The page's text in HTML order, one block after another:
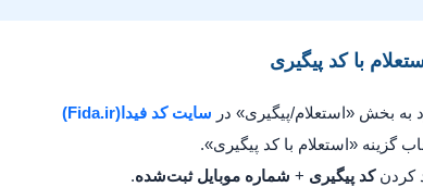
با کد پیگیری
به بخش «استعلام/پیگیری» در سایت کد فیدا(Fida.ir)
گزینه «استعلام با کد پیگیری».
کردنکد پیگیری + شماره موبایل ثبت‌شده.